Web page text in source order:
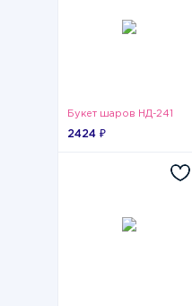
Букет шаров НД-241
2424 ₽